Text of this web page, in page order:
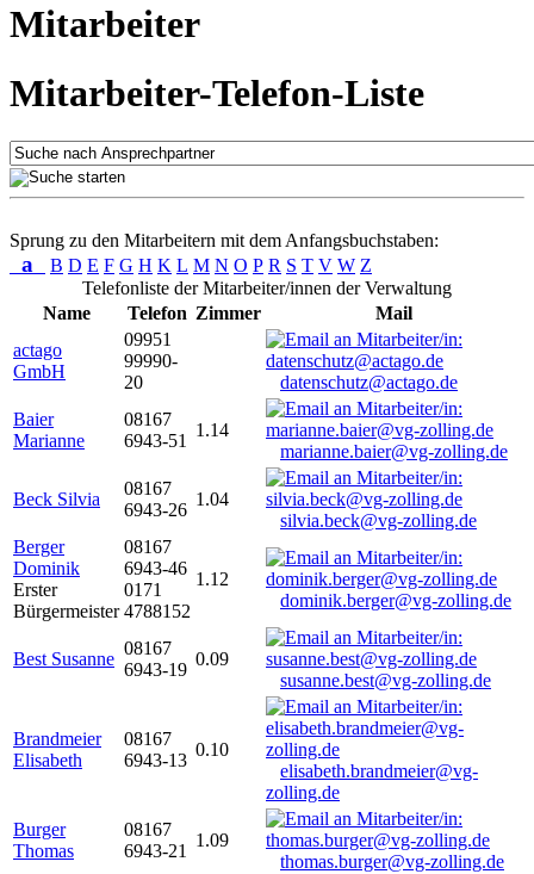
Mitarbeiter
Mitarbeiter-Telefon-Liste
Sprung zu den Mitarbeitern mit dem Anfangsbuchstaben:
a B D E F G H K L M N O P R S T V W Z
Telefonliste der Mitarbeiter/innen der Verwaltung
Name
Telefon Zimmer
Mail
actago
GmbH
09951
99990-
20
datenschutz@actago.de
Baier
Marianne
08167
6943-51
1.14
marianne.baier@vg-zolling.de
Beck Silvia
08167
6943-26
1.04
silvia.beck@vg-zolling.de
Berger
Dominik
Erster
Bürgermeister
08167
6943-46
0171
4788152
1.12
dominik.berger@vg-zolling.de
Best Susanne
08167
6943-19
0.09
susanne.best@vg-zolling.de
Brandmeier
Elisabeth
08167
6943-13
0.10
elisabeth.brandmeier@vg-
zolling.de
Burger
Thomas
08167
6943-21
1.09
thomas.burger@vg-zolling.de